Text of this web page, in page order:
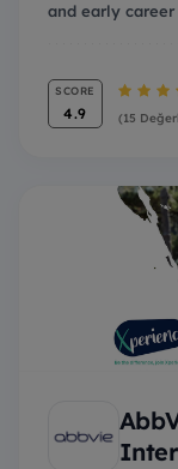
and early career
SCORE
4.9 (15